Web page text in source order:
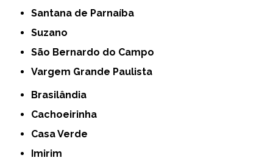
Santana de Parnaíba
Suzano
São Bernardo do Campo
Vargem Grande Paulista
Brasilândia
Cachoeirinha
Casa Verde
Imirim